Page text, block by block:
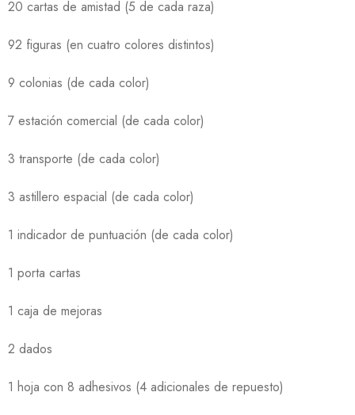
20 cartas de amistad (5 de cada raza)
92 figuras (en cuatro colores distintos)
9 colonias (de cada color)
7 estación comercial (de cada color)
3 transporte (de cada color)
3 astillero espacial (de cada color)
1 indicador de puntuación (de cada color)
1 porta cartas
1 caja de mejoras
2 dados
1 hoja con 8 adhesivos (4 adicionales de repuesto)